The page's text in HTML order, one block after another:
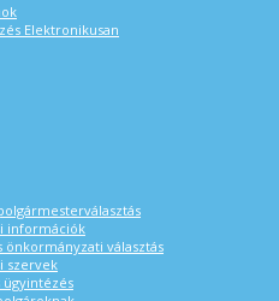
Elektronikusan
információk
önkormányzati választás
szervek
ügyintézés